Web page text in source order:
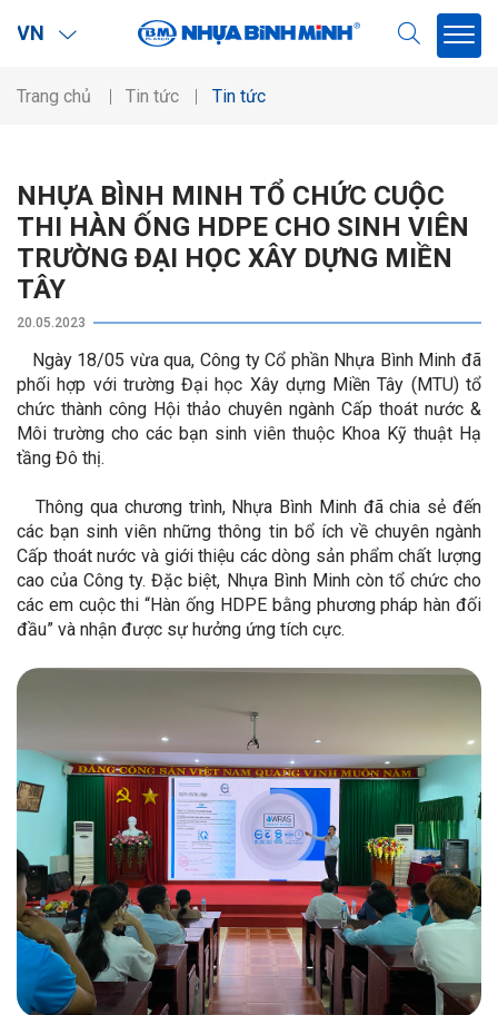
VN
Trang chủ Tin tức Tin tức
NHỰA BÌNH MINH TỔ CHỨC CUỘC
THI HÀN ỐNG HDPE CHO SINH VIÊN
TRƯỜNG ĐẠI HỌC XÂY DỰNG MIỀN
TÂY
20.05.2023
Ngày 18/05 vừa qua, Công ty Cổ phần Nhựa Bình Minh đã
phối hợp với trường Đại học Xây dựng Miền Tây (MTU) tổ
chức thành công Hội thảo chuyên ngành Cấp thoát nước &
Môi trường cho các bạn sinh viên thuộc Khoa Kỹ thuật Hạ
tầng Đô thị.
Thông qua chương trình, Nhựa Bình Minh đã chia sẻ đến
các bạn sinh viên những thông tin bổ ích về chuyên ngành
Cấp thoát nước và giới thiệu các dòng sản phẩm chất lượng
cao của Công ty. Đặc biệt, Nhựa Bình Minh còn tổ chức cho
các em cuộc thi “Hàn ống HDPE bằng phương pháp hàn đối
đầu” và nhận được sự hưởng ứng tích cực.